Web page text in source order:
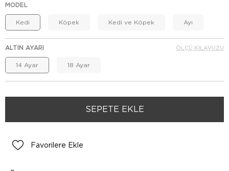
MODEL
Kedi Köpek Kedi ve Köpek Ayı
ALTIN AYARI
14 Ayar 18 Ayar
ÖLÇÜ KILAVUZU
Favorilere Ekle